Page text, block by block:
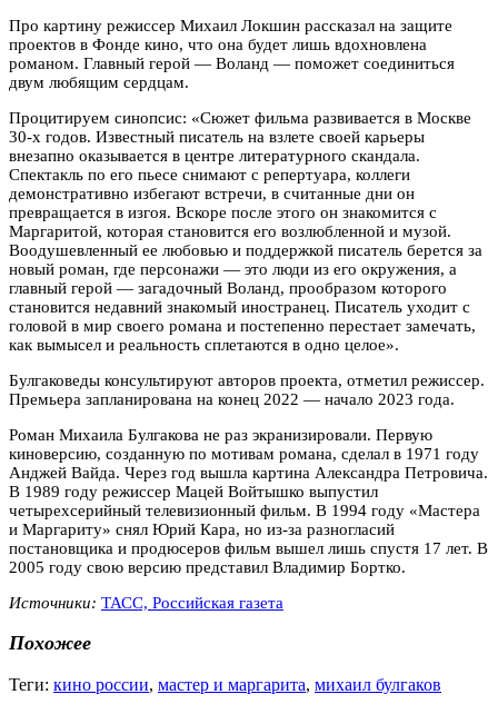
Про картину режиссер Михаил Локшин рассказал на защите
проектов в Фонде кино, что она будет лишь вдохновлена
романом. Главный герой — Воланд — поможет соединиться
двум любящим сердцам.
Процитируем синопсис: «Сюжет фильма развивается в Москве
30-х годов. Известный писатель на взлете своей карьеры
внезапно оказывается в центре литературного скандала.
Спектакль по его пьесе снимают с репертуара, коллеги
демонстративно избегают встречи, в считанные дни он
превращается в изгоя. Вскоре после этого он знакомится с
Маргаритой, которая становится его возлюбленной и музой.
Воодушевленный ее любовью и поддержкой писатель берется за
новый роман, где персонажи — это люди из его окружения, а
главный герой — загадочный Воланд, прообразом которого
становится недавний знакомый иностранец. Писатель уходит с
головой в мир своего романа и постепенно перестает замечать,
как вымысел и реальность сплетаются в одно целое».
Булгаковеды консультируют авторов проекта, отметил режиссер.
Премьера запланирована на конец 2022 — начало 2023 года.
Роман Михаила Булгакова не раз экранизировали. Первую
киноверсию, созданную по мотивам романа, сделал в 1971 году
Анджей Вайда. Через год вышла картина Александра Петровича.
В 1989 году режиссер Мацей Войтышко выпустил
четырехсерийный телевизионный фильм. В 1994 году «Мастера
и Маргариту» снял Юрий Кара, но из-за разногласий
постановщика и продюсеров фильм вышел лишь спустя 17 лет. В
2005 году свою версию представил Владимир Бортко.
Источники: ТАСС, Российская газета
Похожее
Теги: кино россии, мастер и маргарита, михаил булгаков